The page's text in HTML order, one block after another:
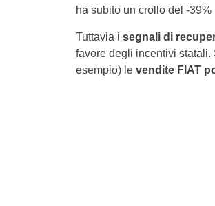
ha subito un crollo del -
Tuttavia i segnali di
favore degli incentivi statali.
esempio) le vendite FIAT